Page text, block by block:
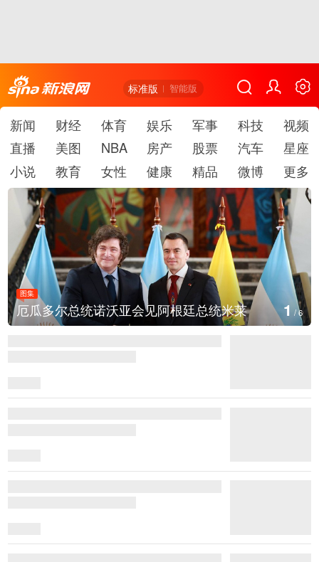
标准版 智能版
新闻 财经 体育 娱乐 军事 科技
视频
直播
美图 NBA 房产 股票 汽车
星座
小说
教育 女性 健康 精品 微博 更多
图集
厄瓜多尔总统诺沃亚会见阿根廷总统米莱 1/6